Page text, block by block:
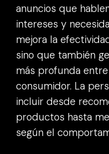
anuncios que
intereses y
mejora la
sino que también
más profunda
consumidor. La
incluir desde
productos hasta
según el